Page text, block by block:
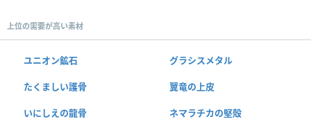
上位の需要が高い素材
ユニオン鉱石 グラシスメタル
たくましい護骨 翼竜の上皮
いにしえの龍骨 ネマラチカの堅殻